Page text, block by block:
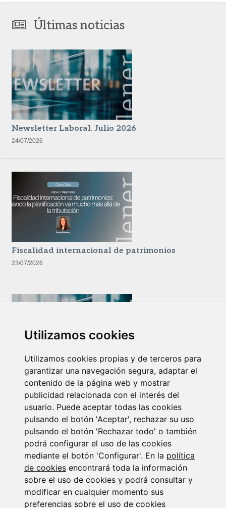
Utilizamos cookies
Utilizamos cookies propias y de terceros para
garantizar una navegación segura, adaptar el
contenido de la página web y mostrar
publicidad relacionada con el interés del
usuario. Puede aceptar todas las cookies
pulsando el botón 'Aceptar', rechazar su uso
pulsando el botón 'Rechazar todo' o también
podrá configurar el uso de las cookies
mediante el botón 'Configurar'. En la política
de cookies encontrará toda la información
sobre el uso de cookies y podrá consultar y
modificar en cualquier momento sus
preferencias sobre el uso de cookies
Últimas noticias
Newsletter Laboral. Julio 2026
24/07/2026
Fiscalidad internacional de patrimonios
23/07/2026
Newsletter Insolvencias y Situaciones Especiales
14/07/2026
Suscribirse a la